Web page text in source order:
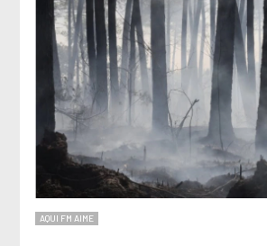
AQUI FM AIME